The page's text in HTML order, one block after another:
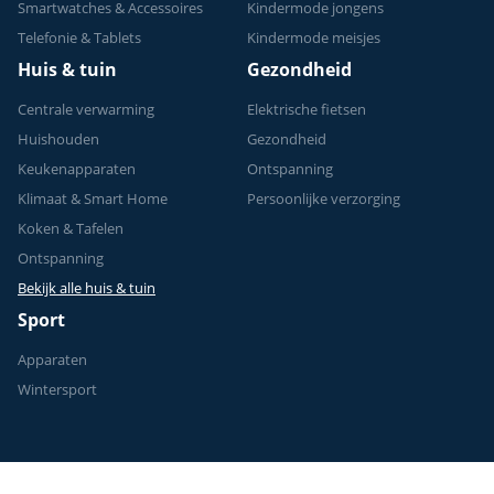
Smartwatches & Accessoires
Telefonie & Tablets
Kindermode jongens
Kindermode meisjes
Huis & tuin
Centrale verwarming
Huishouden
Keukenapparaten
Klimaat & Smart Home
Koken & Tafelen
Ontspanning
Bekijk alle huis & tuin
Gezondheid
Elektrische fietsen
Gezondheid
Ontspanning
Persoonlijke verzorging
Sport
Apparaten
Wintersport